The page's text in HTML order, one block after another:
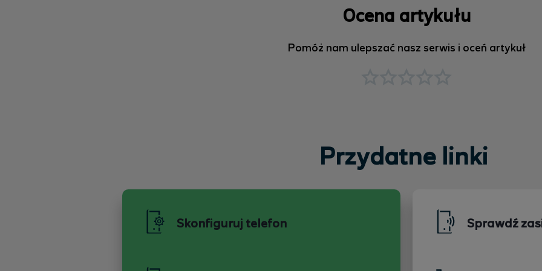
Ocena artykułu
Pomóż nam ulepszać nasz serwis i oceń artykuł
Przydatne linki
Skonfiguruj telefon Sprawdź